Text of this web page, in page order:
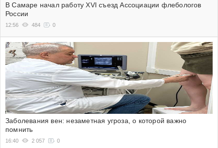
В Самаре начал работу XVI съезд Ассоциации флебологов
России
12:56 484 0
Заболевания вен: незаметная угроза, о которой важно
помнить
16:40 2 057 0